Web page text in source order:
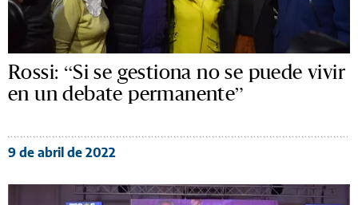
Rossi: “Si se gestiona no se puede vivir
en un debate permanente”
9 de abril de 2022